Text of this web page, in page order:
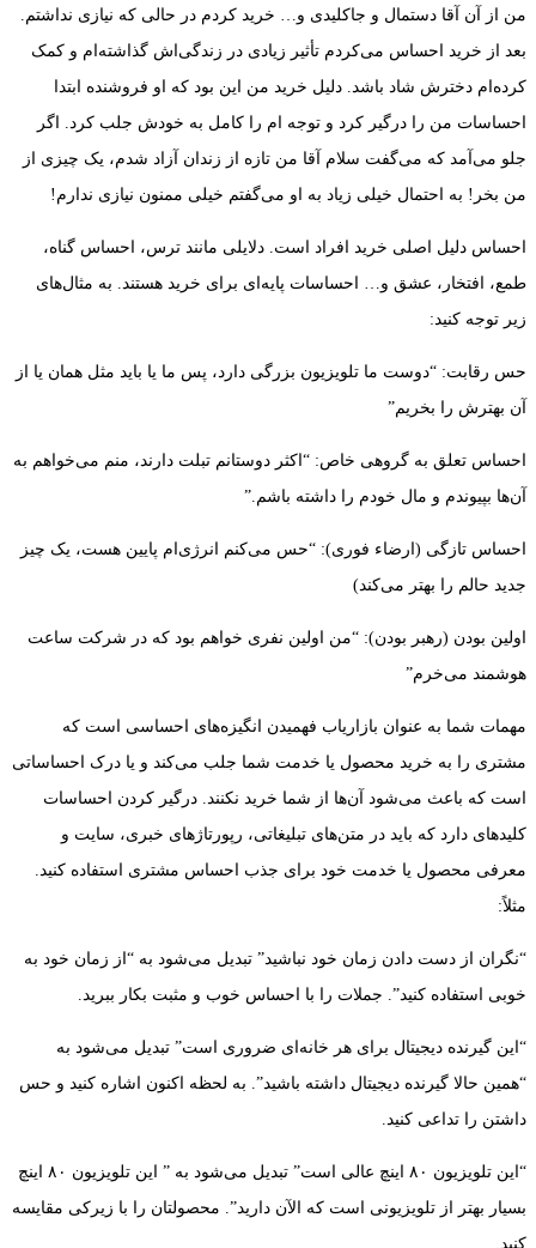
من از آن آقا دستمال و جاکلیدی و… خرید کردم در حالی که نیازی نداشتم.
بعد از خرید احساس می‌کردم تأثیر زیادی در زندگی‌اش گذاشته‌ام و کمک
کرده‌ام دخترش شاد باشد. دلیل خرید من این بود که او فروشنده ابتدا
احساسات من را درگیر کرد و توجه ام را کامل به خودش جلب کرد. اگر
جلو می‌آمد که می‌گفت سلام آقا من تازه از زندان آزاد شدم، یک چیزی از
من بخر! به احتمال خیلی زیاد به او می‌گفتم خیلی ممنون نیازی ندارم!
احساس دلیل اصلی خرید افراد است. دلایلی مانند ترس، احساس گناه،
طمع، افتخار، عشق و… احساسات پایه‌ای برای خرید هستند. به مثال‌های
زیر توجه کنید:
حس رقابت: “دوست ما تلویزیون بزرگی دارد، پس ما یا باید مثل همان یا از
آن بهترش را بخریم”
احساس تعلق به گروهی خاص: “اکثر دوستانم تبلت دارند، منم می‌خواهم به
آن‌ها بپیوندم و مال خودم را داشته باشم.”
احساس تازگی (ارضاء فوری): “حس می‌کنم انرژی‌ام پایین هست، یک چیز
جدید حالم را بهتر می‌کند)
اولین بودن (رهبر بودن): “من اولین نفری خواهم بود که در شرکت ساعت
هوشمند می‌خرم”
مهمات شما به عنوان بازاریاب فهمیدن انگیزه‌های احساسی است که
مشتری را به خرید محصول یا خدمت شما جلب می‌کند و یا درک احساساتی
است که باعث می‌شود آن‌ها از شما خرید نکنند. درگیر کردن احساسات
کلیدهای دارد که باید در متن‌های تبلیغاتی، رپورتاژهای خبری، سایت و
معرفی محصول یا خدمت خود برای جذب احساس مشتری استفاده کنید.
مثلاً:
“نگران از دست دادن زمان خود نباشید” تبدیل می‌شود به “از زمان خود به
خوبی استفاده کنید”. جملات را با احساس خوب و مثبت بکار ببرید.
“این گیرنده دیجیتال برای هر خانه‌ای ضروری است” تبدیل می‌شود به
“همین حالا گیرنده دیجیتال داشته باشید”. به لحظه اکنون اشاره کنید و حس
داشتن را تداعی کنید.
“این تلویزیون ۸۰ اینچ عالی است” تبدیل می‌شود به ” این تلویزیون ۸۰ اینچ
بسیار بهتر از تلویزیونی است که الآن دارید”. محصولتان را با زیرکی مقایسه
کنید.